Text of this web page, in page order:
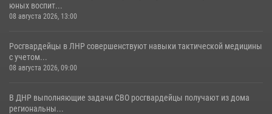
юных воспит...
08 августа 2026, 13:00
Росгвардейцы в ЛНР совершенствуют навыки тактической медицины
с учетом...
08 августа 2026, 09:00
В ДНР выполняющие задачи СВО росгвардейцы получают из дома
региональны...